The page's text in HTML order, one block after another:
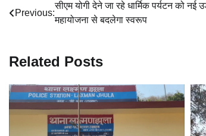
Post
Previous:
सीएम योगी देने जा रहे धार्मिक पर्यटन को
महायोजना से बदलेगा स्वरूप
Related Posts